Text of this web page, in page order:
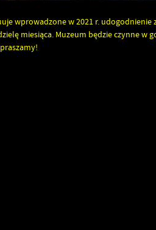
wprowadzone w 2021 r.
miesiąca. Muzeum będzie czynne